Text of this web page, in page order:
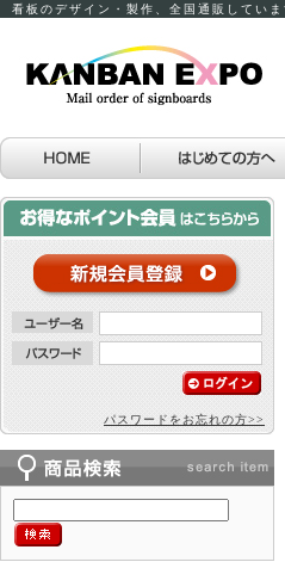
看板のデザイン・製作、全国通販していま
パスワードをお忘れの方>>